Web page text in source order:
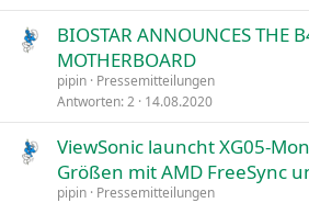
BIOSTAR ANNOUNCES THE
MOTHERBOARD
pipin Pressemitteilungen
Antworten 2 14.08.2020
ViewSonic launcht XG05-
Größen mit AMD FreeSync
pipin Pressemitteilungen